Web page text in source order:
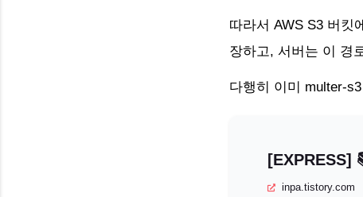
따라서 AWS S3 버킷
장하고, 서버는 이 경
다행히 이미 multer-
inpa.tistory.com